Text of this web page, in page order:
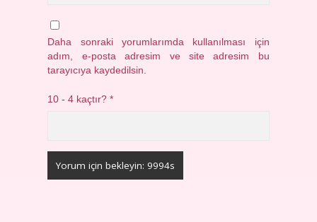
Daha sonraki yorumlarımda kullanılması için
adım, e-posta adresim ve site adresim bu
tarayıcıya kaydedilsin.
10 - 4 kaçtır?*